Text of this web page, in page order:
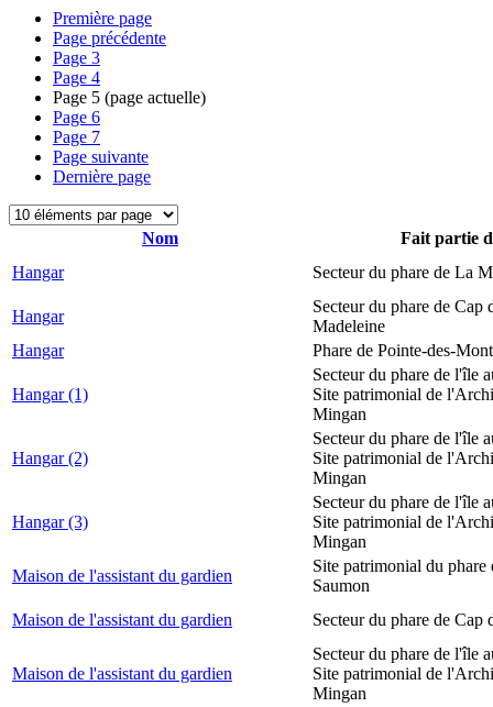
Première page
Page précédente
Page 3
Page 4
Page 5 (page actuelle)
Page 6
Page 7
Page suivante
Dernière page
Nom
Fait partie
Hangar
Secteur du phare de La
Hangar
Secteur du phare de Cap
Madeleine
Hangar
Phare de Pointe-des-
Hangar (1)
Secteur du phare de l'île
Site patrimonial de
Mingan
Hangar (2)
Secteur du phare de l'île
Site patrimonial de
Mingan
Hangar (3)
Secteur du phare de l'île
Site patrimonial de
Mingan
Maison de l'assistant du gardien
Site patrimonial du phare
Saumon
Maison de l'assistant du gardien
Secteur du phare de Cap
Maison de l'assistant du gardien
Secteur du phare de l'île
Site patrimonial de
Mingan